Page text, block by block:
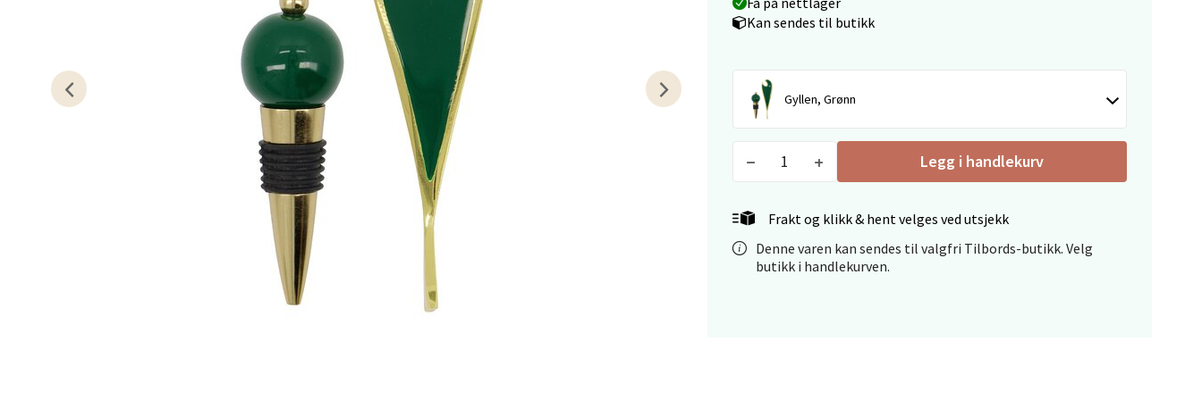
Kan sendes til butikk
Gyllen, Grønn
Legg i handlekurv
Frakt og klikk & hent velges ved utsjekk
Denne varen kan sendes til valgfri Tilbords-butikk. Velg
butikk i handlekurven.
Kristiansand - Markens
Lillemarkens markensgate 25B, 4611 Kristiansand
Åpent i dag 09-18
0 i butikk
Oslo - Linderud
Åpent i dag 10-21
Velg